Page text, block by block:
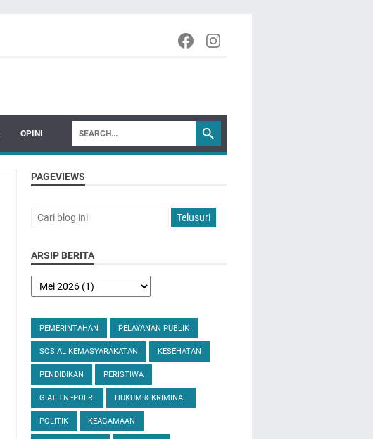
OPINI
PAGEVIEWS
ARSIP BERITA
PEMERINTAHAN PELAYANAN PUBLIK
SOSIAL KEMASYARAKATAN KESEHATAN
PENDIDIKAN PERISTIWA
GIAT TNI-POLRI HUKUM & KRIMINAL
POLITIK KEAGAMAAN